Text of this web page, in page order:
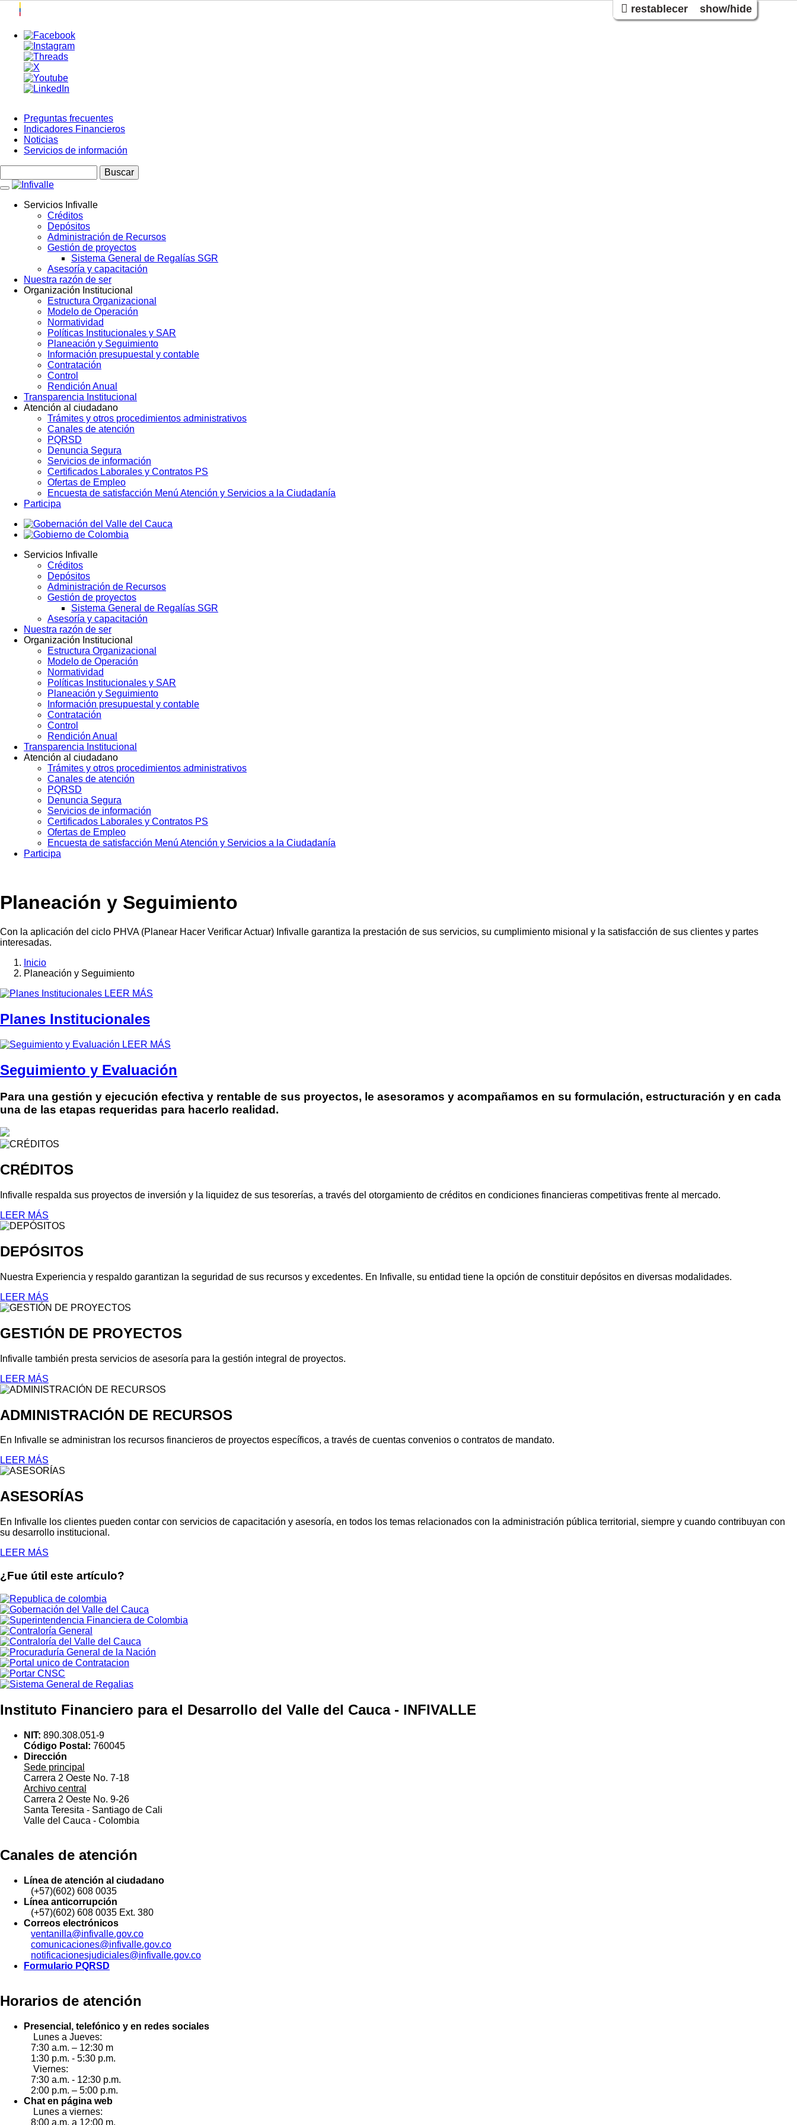
Pasar
principal
restablecer show/hide
Menú
Preguntas frecuentes
Indicadores Financieros
Noticias
Servicios de información
navigation
Servicios Infivalle
Créditos
Depósitos
Administración de Recursos
Gestión de proyectos
Sistema General de Regalías SGR
Asesoría y capacitación
Nuestra razón de ser
Organización Institucional
Estructura Organizacional
Modelo de Operación
Normatividad
Políticas Institucionales y SAR
Planeación y Seguimiento
Información presupuestal y contable
Contratación
Control
Rendición Anual
Transparencia Institucional
Atención al ciudadano
Trámites y otros procedimientos administrativos
Canales de atención
PQRSD
Denuncia Segura
Servicios de información
Certificados Laborales y Contratos PS
Ofertas de Empleo
Encuesta de satisfacción Menú Atención y Servicios a la Ciudadanía
Participa
navigation
Servicios Infivalle
Créditos
Depósitos
Administración de Recursos
Gestión de proyectos
Sistema General de Regalías SGR
Asesoría y capacitación
Nuestra razón de ser
Organización Institucional
Estructura Organizacional
Modelo de Operación
Normatividad
Políticas Institucionales y SAR
Planeación y Seguimiento
Información presupuestal y contable
Contratación
Control
Rendición Anual
Transparencia Institucional
Atención al ciudadano
Trámites y otros procedimientos administrativos
Canales de atención
PQRSD
Denuncia Segura
Servicios de información
Certificados Laborales y Contratos PS
Ofertas de Empleo
Encuesta de satisfacción Menú Atención y Servicios a la Ciudadanía
Participa
Planeación y Seguimiento
Con la aplicación del ciclo PHVA (Planear Hacer Verificar Actuar) Infivalle garantiza la prestación de sus servicios, su cumplimiento misional y la satisfacción de sus clientes y partes
interesadas.
Sobrescribir
enlaces
de
ayuda
a
navegación
Inicio
Planeación y Seguimiento
LEER MÁS
Planes Institucionales
LEER MÁS
Seguimiento y Evaluación
Para una gestión y ejecución efectiva y rentable de sus proyectos, le asesoramos y acompañamos en su formulación, estructuración y en cada
una de las etapas requeridas para hacerlo realidad.
CRÉDITOS
Infivalle respalda sus proyectos de inversión y la liquidez de sus tesorerías, a través del otorgamiento de créditos en condiciones financieras competitivas frente al mercado.
LEER MÁS
DEPÓSITOS
Nuestra Experiencia y respaldo garantizan la seguridad de sus recursos y excedentes. En Infivalle, su entidad tiene la opción de constituir depósitos en diversas modalidades.
LEER MÁS
GESTIÓN DE PROYECTOS
Infivalle también presta servicios de asesoría para la gestión integral de proyectos.
LEER MÁS
ADMINISTRACIÓN DE RECURSOS
En Infivalle se administran los recursos financieros de proyectos específicos, a través de cuentas convenios o contratos de mandato.
LEER MÁS
ASESORÍAS
En Infivalle los clientes pueden contar con servicios de capacitación y asesoría, en todos los temas relacionados con la administración pública territorial, siempre y cuando contribuyan con
su desarrollo institucional.
LEER MÁS
¿Fue útil este artículo?
Instituto Financiero para el Desarrollo del Valle del Cauca - INFIVALLE
NIT: 890.308.051-9
Código Postal: 760045
Dirección
Sede principal
Carrera 2 Oeste No. 7-18
Archivo central
Carrera 2 Oeste No. 9-26
Santa Teresita - Santiago de Cali
Valle del Cauca - Colombia
Canales de atención
Línea de atención al ciudadano
(+57)(602) 608 0035
Línea anticorrupción
(+57)(602) 608 0035 Ext. 380
Correos electrónicos
ventanilla@infivalle.gov.co
comunicaciones@infivalle.gov.co
notificacionesjudiciales@infivalle.gov.co
Formulario PQRSD
Horarios de atención
Presencial, telefónico y en redes sociales
Lunes a Jueves:
7:30 a.m. – 12:30 m
1:30 p.m. - 5:30 p.m.
Viernes:
7:30 a.m. - 12:30 p.m.
2:00 p.m. – 5:00 p.m.
Chat en página web
Lunes a viernes:
8:00 a.m. a 12:00 m.